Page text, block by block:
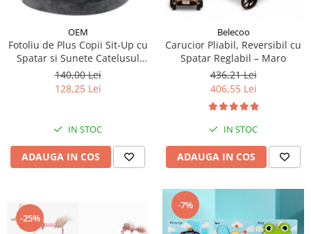
OEM
Fotoliu de Plus Copii Sit-Up cu
Spatar si Sunete Catelusul
Woofy
140,00 Lei
128,25 Lei
IN STOC
ADAUGA IN COS
Belecoo
Carucior Pliabil, Reversibil cu
Spatar Reglabil – Maro
436,21 Lei
406,55 Lei
IN STOC
ADAUGA IN COS
-25%
-7%